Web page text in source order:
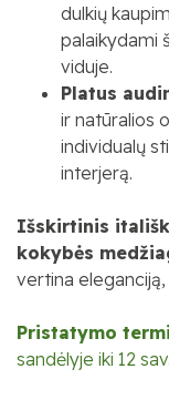
dulkių
palaikydami
viduje.
Platus
ir natūralios
individualų
interjerą.
Išskirtinis
kokybės
vertina
Pristatymo
sandėlyje iki 12 sav.